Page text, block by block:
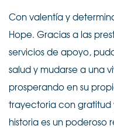
Con valentía y
Hope. Gracias a las
servicios de apoyo,
salud y mudarse a una
prosperando en su
trayectoria con gratitud
historia es un